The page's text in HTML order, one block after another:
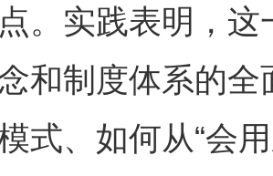
。实践表明，
和制度体系的
式、如何从“会